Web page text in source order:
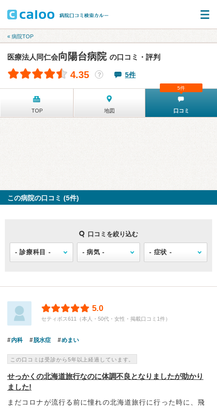
« 病院TOP
医療法人同仁会向陽台病院 の口コミ・評判
4.35 ？ 5件
TOP 地図 口コミ
5件
この病院の口コミ (5件)
口コミを絞り込む
5.0
セティボス611（本人・50代・女性・掲載口コミ1件）
内科 脱水症 めまい
この口コミは受診から5年以上経過しています。
せっかくの北海道旅行なのに体調不良となりましたが助かり
ました!
まだコロナが流行る前に憧れの北海道旅行に行った時に、飛